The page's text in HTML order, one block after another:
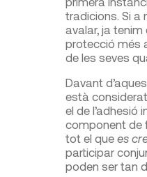
tradicions. Si a
avalar, ja
protecció més
de les seves
Davant
està
el de
component de
tot el que es
participar
poden ser tan